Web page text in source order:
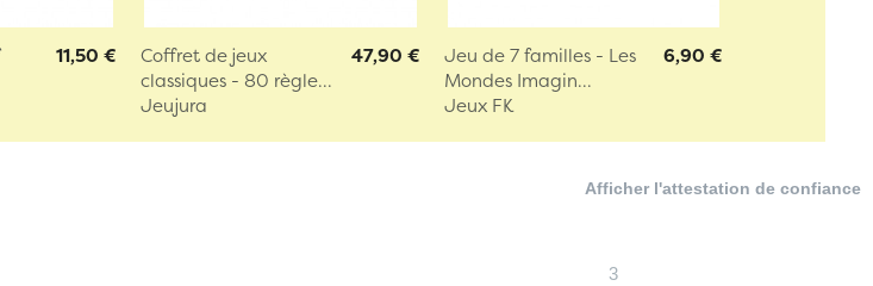
11,50 €
Coffret de jeux
classiques - 80 règle...
Jeujura
47,90 €
Jeu de 7 familles - Les
Mondes Imagin...
Jeux FK
6,90 €
Afficher l'attestation de confiance
3